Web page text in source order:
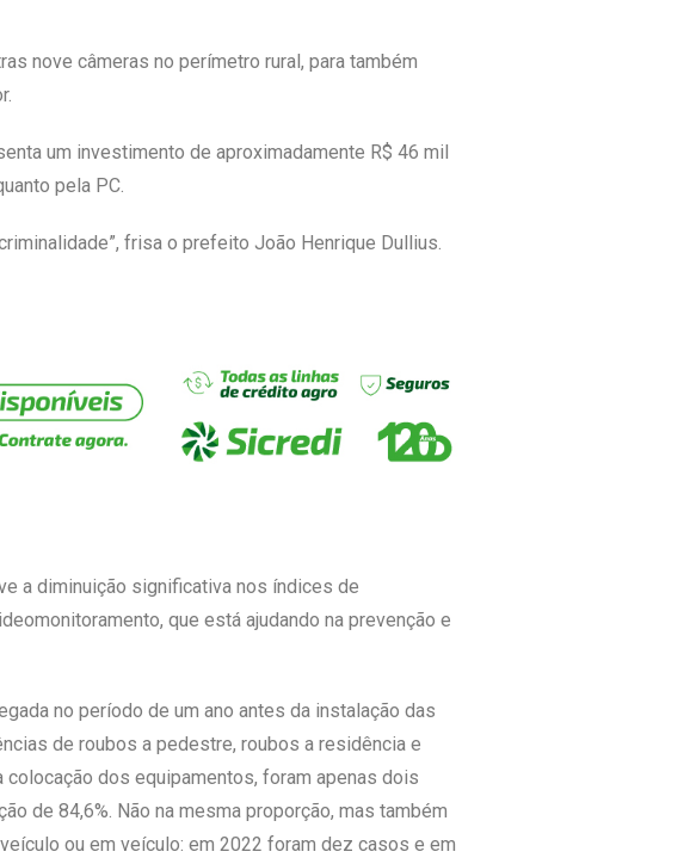
nove câmeras no perímetro rural, para também
um investimento de aproximadamente R$ 46 mil
pela PC.
frisa o prefeito João Henrique Dullius.
a diminuição significativa nos índices de
que está ajudando na prevenção e
no período de um ano antes da instalação das
de roubos a pedestre, roubos a residência e
dos equipamentos, foram apenas dois
de 84,6%. Não na mesma proporção, mas também
ou em veículo: em 2022 foram dez casos e em